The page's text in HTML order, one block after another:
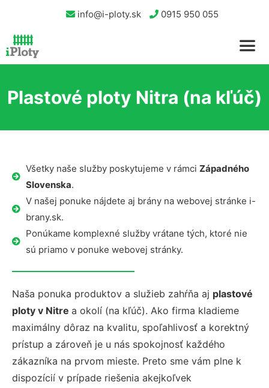
info@i-ploty.sk 0915 950 055
Plastové ploty Nitra (na kľúč)
Všetky naše služby poskytujeme v rámci Západného
Slovenska.
V našej ponuke nájdete aj brány na webovej stránke i-
brany.sk.
Ponúkame komplexné služby vrátane tých, ktoré nie
sú priamo v ponuke webovej stránky.
Naša ponuka produktov a služieb zahŕňa aj plastové
ploty v Nitre a okolí (na kľúč). Ako firma kladieme
maximálny dôraz na kvalitu, spoľahlivosť a korektný
prístup a zároveň je u nás spokojnosť každého
zákazníka na prvom mieste. Preto sme vám plne k
dispozícií v prípade riešenia akejkoľvek